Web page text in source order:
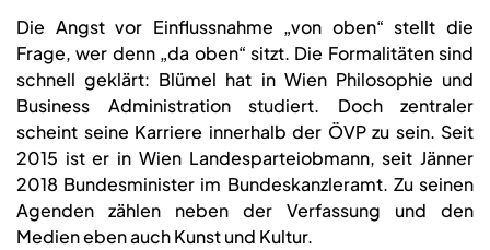
Die Angst vor Einflussnahme „von oben“ stellt die
Frage, wer denn „da oben“ sitzt. Die Formalitäten sind
schnell geklärt: Blümel hat in Wien Philosophie und
Business Administration studiert. Doch zentraler
scheint seine Karriere innerhalb der ÖVP zu sein. Seit
2015 ist er in Wien Landesparteiobmann, seit Jänner
2018 Bundesminister im Bundeskanzleramt. Zu seinen
Agenden zählen neben der Verfassung und den
Medien eben auch Kunst und Kultur.